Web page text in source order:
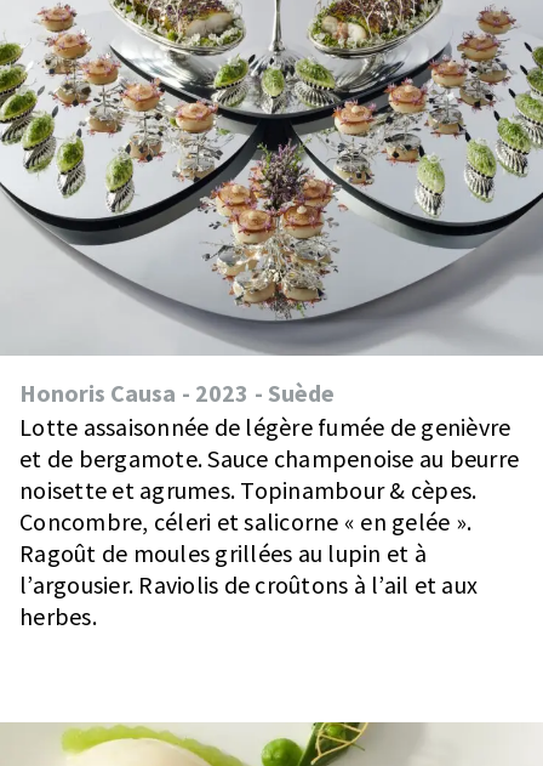
Honoris Causa - 2023 - Suède
Lotte assaisonnée de légère fumée de genièvre
et de bergamote. Sauce champenoise au beurre
noisette et agrumes. Topinambour & cèpes.
Concombre, céleri et salicorne « en gelée ».
Ragoût de moules grillées au lupin et à
l’argousier. Raviolis de croûtons à l’ail et aux
herbes.